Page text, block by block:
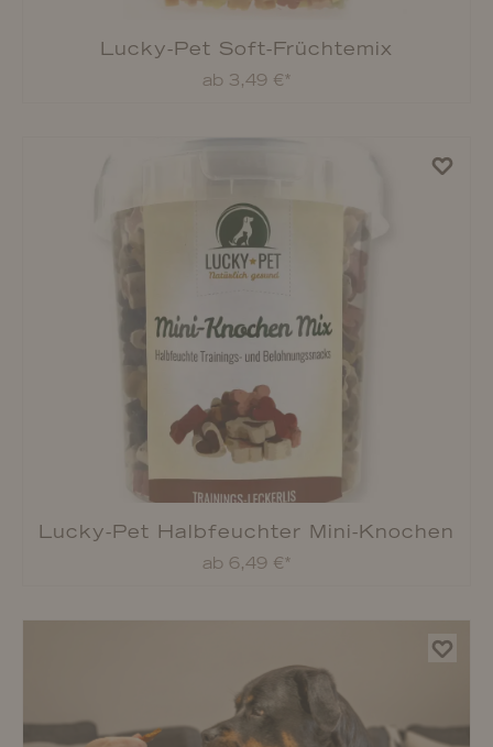
Lucky-Pet Mini-Tiere vegetarisch
ab 4,69 €*
Lucky-Pet Animals vegetarisch